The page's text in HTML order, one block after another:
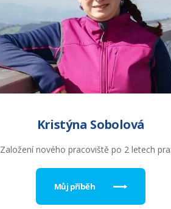
Kristýna Sobolová
Založení nového pracoviště po 2 letech
Můj příběh